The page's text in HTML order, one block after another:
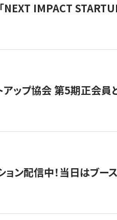
NEXT IMPACT
アップ協会 第5期正会
ン配信中！当日はブー